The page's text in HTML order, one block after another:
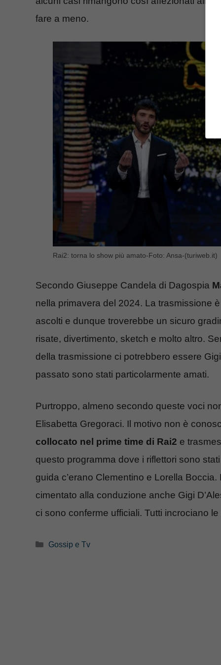
fare a meno.
Rai2: torna lo show più amato-Foto: Ansa-(turiweb.it)
Secondo Giuseppe Candela di Dagospia
nella primavera del 2024. La trasmissione
ascolti e dunque troverebbe un sicuro
risate, divertimento, sketch e molto altro.
della trasmissione ci potrebbero essere
passato sono stati particolarmente amati.
Purtroppo, almeno secondo queste voci
Elisabetta Gregoraci. Il motivo non è
collocato nel prime time di Rai2 e
questo programma dove i riflettori sono
guida c’erano Clementino e Lorella
cimentato alla conduzione anche Gigi
ci sono conferme ufficiali. Tutti incrociano
Categorie
Gossip e Tv